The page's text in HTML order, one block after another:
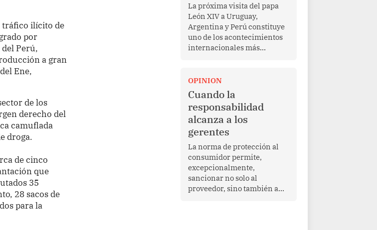
tráfico ilícito de
por
Perú,
a gran
Ene,
de los
derecho del
camuflada
droga.
de cinco
que
35
28 sacos de
para la
La próxima visita del papa
León XIV a Uruguay,
Argentina y Perú constituye
uno de los acontecimientos
internacionales más
Más allá de su dimensión
religiosa, esta gira
representa una oportunidad
para reafirmar el valor del
diálogo, fortalecer los
vínculos entre los pueblos y
proyectar una imagen de
cooperación en una región
que enfrenta desafíos en
materia de desarrollo,
cohesión social y
gobernabilidad.
OPINION
Cuando la
responsabilidad
alcanza a los
gerentes
La norma de protección al
consumidor permite,
excepcionalmente,
sancionar no solo al
proveedor, sino también a